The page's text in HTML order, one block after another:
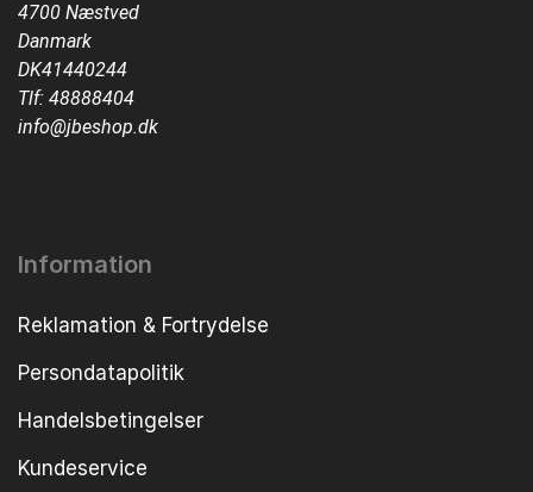
4700 Næstved
Danmark
DK41440244
Tlf: 48888404
info@jbeshop.dk
Information
Reklamation & Fortrydelse
Persondatapolitik
Handelsbetingelser
Kundeservice